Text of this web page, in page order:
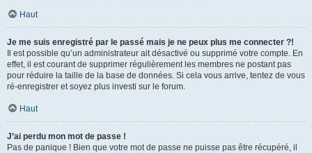
Haut
Je me suis enregistré par le passé mais je ne peux plus me connecter ?!
Il est possible qu’un administrateur ait désactivé ou supprimé votre compte. En
effet, il est courant de supprimer régulièrement les membres ne postant pas
pour réduire la taille de la base de données. Si cela vous arrive, tentez de vous
ré-enregistrer et soyez plus investi sur le forum.
Haut
J’ai perdu mon mot de passe !
Pas de panique ! Bien que votre mot de passe ne puisse pas être récupéré, il